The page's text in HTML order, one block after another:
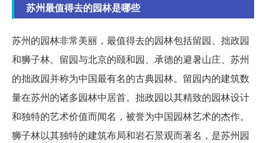
苏州最值得去的园林是哪些
苏州的园林非常美丽，最值得去的园林包括留园、拙政园
和狮子林。留园与北京的颐和园、承德的避暑山庄、苏州
的拙政园并称为中国最有名的古典园林。留园内的建筑数
量在苏州的诸多园林中居首。拙政园以其精致的园林设计
和独特的艺术价值而闻名，被誉为中国园林艺术的杰作。
狮子林以其独特的建筑布局和岩石景观而著名，是苏州园